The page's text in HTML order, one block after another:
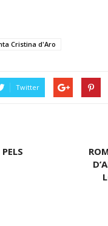
Cristina d'Aro
Twitter